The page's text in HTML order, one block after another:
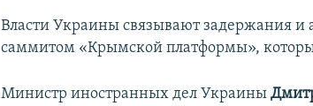
Власти Украины связывают задержания и
саммитом «Крымской платформы»,
Министр иностранных дел Украины